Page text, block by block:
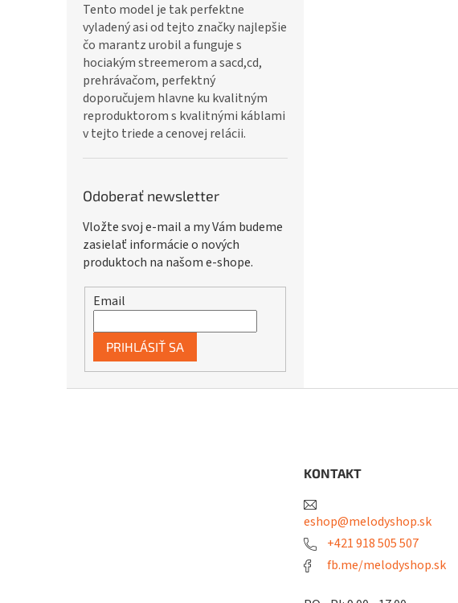
Tento model je tak perfektne
vyladený asi od tejto značky najlepšie
čo marantz urobil a funguje s
hociakým streemerom a sacd,cd,
prehrávačom, perfektný
doporučujem hlavne ku kvalitným
reproduktorom s kvalitnými káblami
v tejto triede a cenovej relácii.
Odoberať newsletter
Vložte svoj e-mail a my Vám budeme
zasielať informácie o nových
produktoch na našom e-shope.
Email
PRIHLÁSIŤ SA
KONTAKT
eshop@melodyshop.sk
+421 918 505 507
fb.me/melodyshop.sk